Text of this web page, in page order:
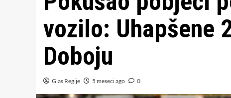
vozilo: Uhapšene
Doboju
Glas Regije 5 meseci ago 0